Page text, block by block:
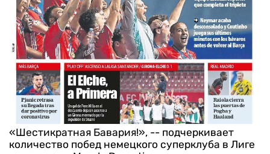
«Шестикратная Бавария!», -- подчеркивает
количество побед немецкого суперклуба в Лиге